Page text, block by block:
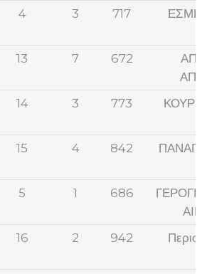
4 3 717
13 7 672
14 3 773
15 4 842
5 1 686
16 2 942